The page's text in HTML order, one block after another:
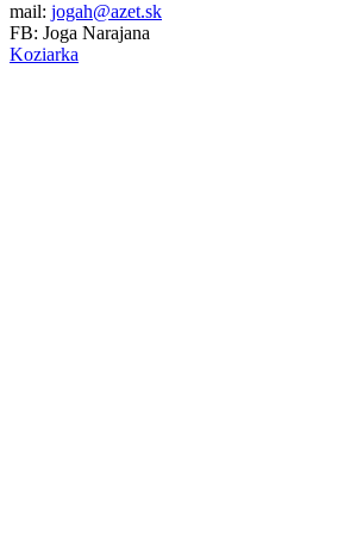
mail: jogah@azet.sk
FB: Joga Narajana
Koziarka